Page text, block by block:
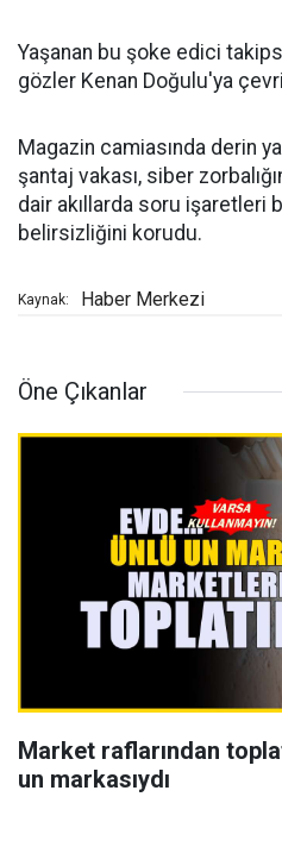
Yaşanan bu şoke edici
gözler Kenan Doğulu'ya
Magazin camiasında derin
şantaj vakası, siber
dair akıllarda soru işaretleri
belirsizliğini korudu.
Kaynak: Haber Merkezi
Öne Çıkanlar
Market raflarından
un markasıydı